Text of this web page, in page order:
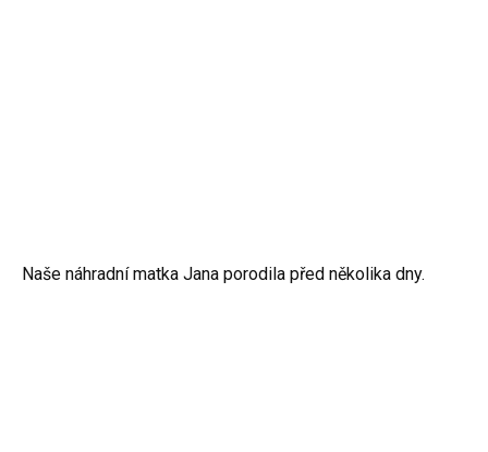
Naše náhradní matka Jana porodila před několika dny.